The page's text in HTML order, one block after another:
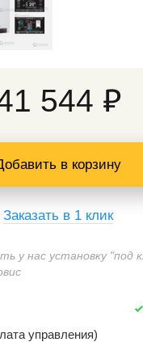
управления)
544 ₽
в корзину
Заказать в 1 клик
у нас установку "под